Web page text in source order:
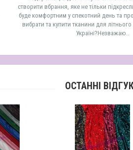
створити вбрання, яке не тільки
буде комфортним у спекотний день та
вибрати та купити тканини для
Україні?Незважаю..
ОСТАННІ